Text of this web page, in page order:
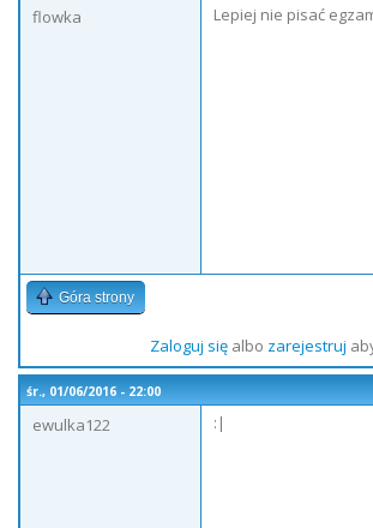
flowka
Lepiej nie pisać
Góra strony
Zaloguj sięalbo zarejestruj
śr., 01/06/2016 - 22:00
ewulka122
:|